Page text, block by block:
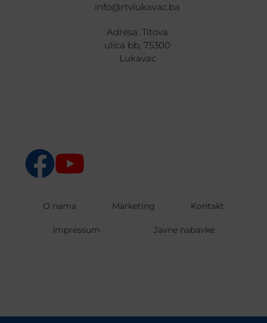
info@rtvlukavac.ba
Adresa: Titova
ulica bb, 75300
Lukavac
O nama Marketing Kontakt
Impressum Javne nabavke